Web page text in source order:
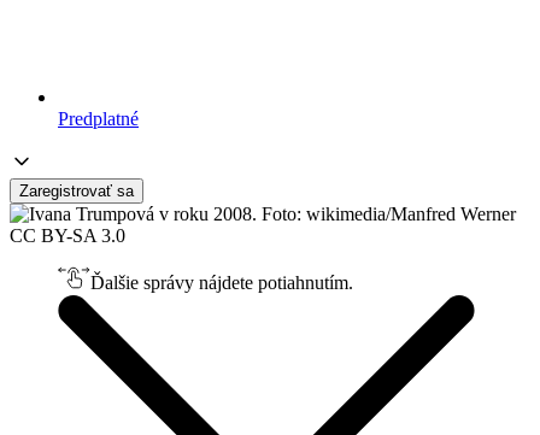
Predplatné
Zaregistrovať sa
Ďalšie správy nájdete potiahnutím.